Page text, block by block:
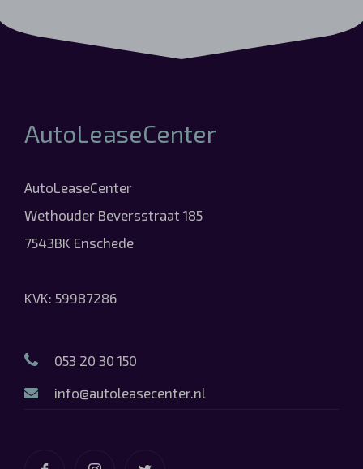
AutoLeaseCenter
AutoLeaseCenter
Wethouder Beversstraat 185
7543BK Enschede
KVK: 59987286
053 20 30 150
info@autoleasecenter.nl